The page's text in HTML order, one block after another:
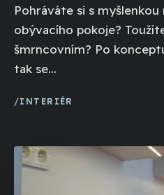
Pohráváte si s
obývacího pokoje?
šmrncovním? Po
tak se...
INTERIÉR